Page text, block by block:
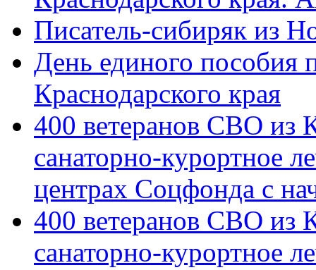
Писатель-сибиряк из
День единого пособия
Краснодарского края
400 ветеранов СВО из
санаторно-курортное
центрах Соцфонда с
400 ветеранов СВО из
санаторно-курортное